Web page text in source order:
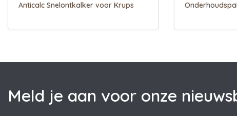
Anticalc Snelontkalker voor Krups
Meld je aan voor onze